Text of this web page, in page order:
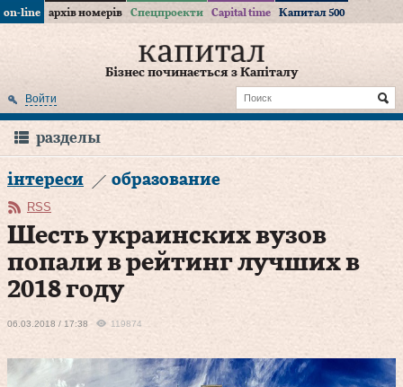
on-line архів номерів Спецпроекти Capital time Капитал 500
Бізнес починається з Капіталу
Войти
разделы
інтереси образование
RSS
Шесть украинских вузов
попали в рейтинг лучших в
2018 году
06.03.2018 / 17:38 119874